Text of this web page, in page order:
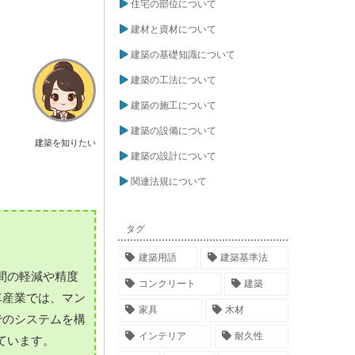
建築を知りたい
の軽減や精度
業では、マン
システムを構
ます。
住宅の部位について
建材と資材について
建築の基礎知識について
建築の工法について
建築の施工について
建築の設備について
建築の設計について
関連法規について
タグ
建築用語 建築基準法
コンクリート 建築
家具 木材
インテリア 耐久性